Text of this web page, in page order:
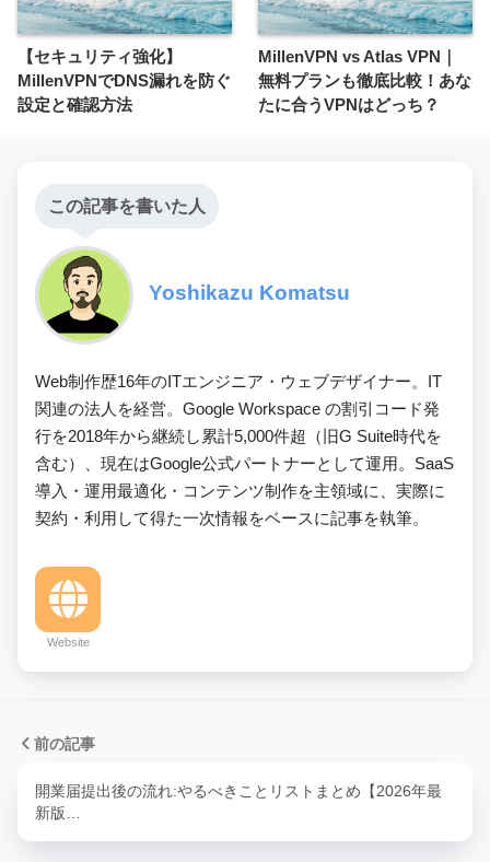
【セキュリティ強化】
MillenVPNでDNS漏れを防ぐ
設定と確認方法
MillenVPN vs Atlas VPN｜
無料プランも徹底比較！あな
たに合うVPNはどっち？
この記事を書いた人
Yoshikazu Komatsu
Web制作歴16年のITエンジニア・ウェブデザイナー。IT
関連の法人を経営。Google Workspace の割引コード発
行を2018年から継続し累計5,000件超（旧G Suite時代を
含む）、現在はGoogle公式パートナーとして運用。SaaS
導入・運用最適化・コンテンツ制作を主領域に、実際に
契約・利用して得た一次情報をベースに記事を執筆。
Website
前の記事
開業届提出後の流れ:やるべきことリストまとめ【2026年最
新版…